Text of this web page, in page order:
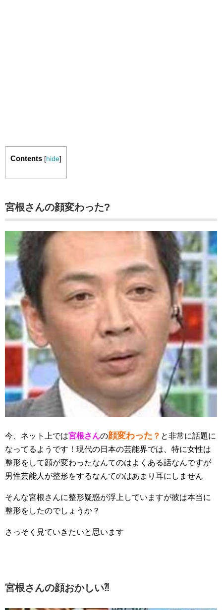
Contents [hide]
宮根さんの顔変わった?
今、ネット上では宮根さんの顔変わった ？ と非常に話題に
なってるようです！現代の日本の芸能界では、特に女性は
整形をして顔が変わったなんてのはよくある話なんですが
男性芸能人が整形をするなんてのはあまり耳にしません
そんな宮根さんに整形疑惑が浮上していますが彼は本当に
整形をしたのでしょうか？
さっそく見ていきたいと思います
宮根さんの顔おかしい⁈